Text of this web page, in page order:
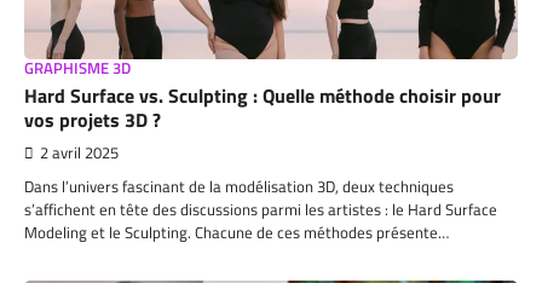
GRAPHISME 3D
Hard Surface vs. Sculpting : Quelle méthode choisir pour
vos projets 3D ?
2 avril 2025
Dans l’univers fascinant de la modélisation 3D, deux techniques
s’affichent en tête des discussions parmi les artistes : le Hard Surface
Modeling et le Sculpting. Chacune de ces méthodes présente…